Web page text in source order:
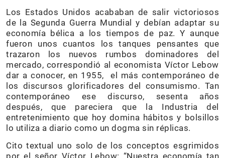
Los Estados Unidos acababan de salir victoriosos
de la Segunda Guerra Mundial y debían adaptar su
economía bélica a los tiempos de paz. Y aunque
fueron unos cuantos los tanques pensantes que
trazaron los nuevos rumbos dominadores del
mercado, correspondió al economista Víctor Lebow
dar a conocer, en 1955, el más contemporáneo de
los discursos glorificadores del consumismo. Tan
contemporáneo ese discurso, sesenta años
después, que pareciera que la Industria del
entretenimiento que hoy domina hábitos y bolsillos
lo utiliza a diario como un dogma sin réplicas.
Cito textual uno solo de los conceptos esgrimidos
por el señor Víctor Lebow: “Nuestra economía tan